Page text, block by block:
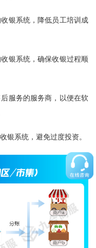
银系统，降低员工培训成
银系统，确保收银过程顺
服务的服务商，以便在软
银系统，避免过度投资。